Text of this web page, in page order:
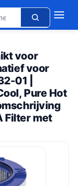
voor
voor
01 |
Pure Hot
Filter met